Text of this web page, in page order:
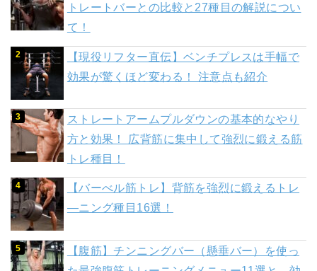
トレートバーとの比較と27種目の解説につい
て！
【現役リフター直伝】ベンチプレスは手幅で
効果が驚くほど変わる！ 注意点も紹介
ストレートアームプルダウンの基本的なやり
方と効果！ 広背筋に集中して強烈に鍛える筋
トレ種目！
【バーべル筋トレ】背筋を強烈に鍛えるトレ
―ニング種目16選！
【腹筋】チンニングバー（懸垂バー）を使っ